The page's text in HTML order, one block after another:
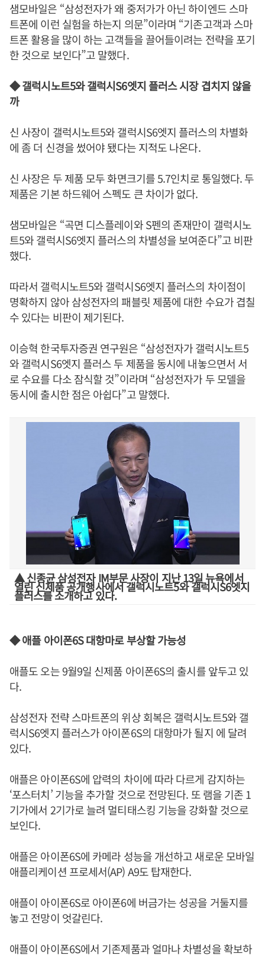
샘모바일은 “삼성전자가 왜 중저가가 아닌 하이엔드 스마
트폰에 이런 실험을 하는지 의문”이라며 “기존고객과 스마
트폰 활용을 많이 하는 고객들을 끌어들이려는 전략을 포기
한 것으로 보인다”고 말했다.
◆ 갤럭시노트5와 갤럭시S6엣지 플러스 시장 겹치지 않을
까
신 사장이 갤럭시노트5와 갤럭시S6엣지 플러스의 차별화
에 좀 더 신경을 썼어야 됐다는 지적도 나온다.
신 사장은 두 제품 모두 화면크기를 5.7인치로 통일했다. 두
제품은 기본 하드웨어 스펙도 큰 차이가 없다.
샘모바일은 “곡면 디스플레이와 S펜의 존재만이 갤럭시노
트5와 갤럭시S6엣지 플러스의 차별성을 보여준다”고 비판
했다.
따라서 갤럭시노트5와 갤럭시S6엣지 플러스의 차이점이
명확하지 않아 삼성전자의 패블릿 제품에 대한 수요가 겹칠
수 있다는 비판이 제기된다.
이승혁 한국투자증권 연구원은 “삼성전자가 갤럭시노트5
와 갤럭시S6엣지 플러스 두 제품을 동시에 내놓으면서 서
로 수요를 다소 잠식할 것”이라며 “삼성전자가 두 모델을
동시에 출시한 점은 아쉽다”고 말했다.
▲ 신종균 삼성전자 IM부문 사장이 지난 13일 뉴욕에서
열린 신제품 공개행사에서 갤럭시노트5와 갤럭시S6엣지
플러스를 소개하고 있다.
◆ 애플 아이폰6S 대항마로 부상할 가능성
애플도 오는 9월9일 신제품 아이폰6S의 출시를 앞두고 있
다.
삼성전자 전략 스마트폰의 위상 회복은 갤럭시노트5와 갤
럭시S6엣지 플러스가 아이폰6S의 대항마가 될지 에 달려
있다.
애플은 아이폰6S에 압력의 차이에 따라 다르게 감지하는
‘포스터치’ 기능을 추가할 것으로 전망된다. 또 램을 기존 1
기가에서 2기가로 늘려 멀티태스킹 기능을 강화할 것으로
보인다.
애플은 아이폰6S에 카메라 성능을 개선하고 새로운 모바일
애플리케이션 프로세서(AP) A9도 탑재한다.
애플이 아이폰6S로 아이폰6에 버금가는 성공을 거둘지를
놓고 전망이 엇갈린다.
애플이 아이폰6S에서 기존제품과 얼마나 차별성을 확보하